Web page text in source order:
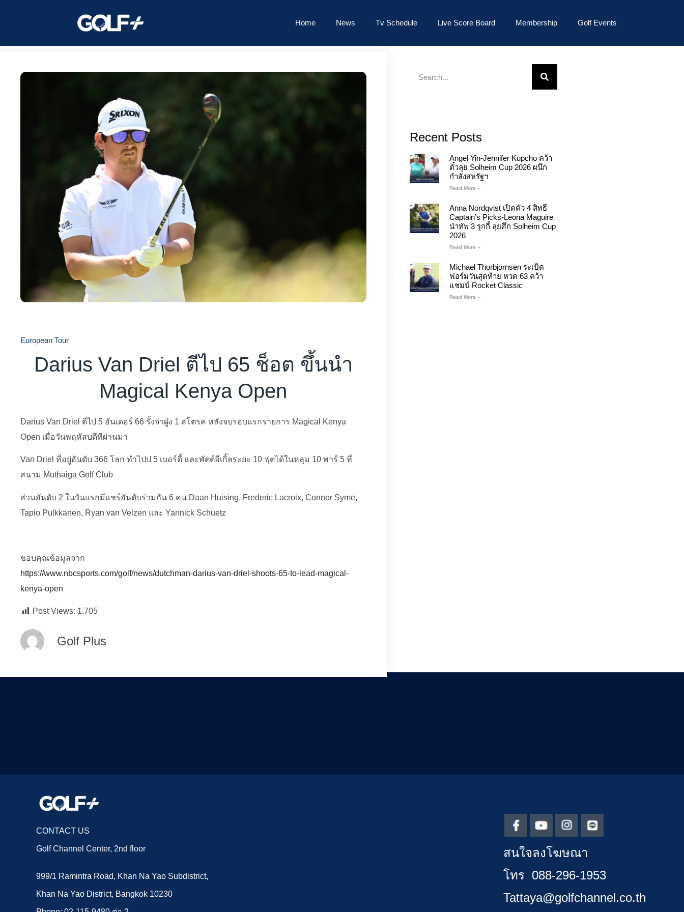
Home News Tv Schedule Live Score Board Membership Golf Events
European Tour
Darius Van Driel ตีไป 65 ช็อต ขึ้นนำ
Magical Kenya Open
Darius Van Driel ตีไป 5 อันเดอร์ 66 รั้งจ่าฝูง 1 สโตรค หลังจบรอบแรกรายการ Magical Kenya
Open เมื่อวันพฤหัสบดีทีผ่านมา
Van Driel ที่อยู่อันดับ 366 โลก ทำไปป 5 เบอร์ดี้ และพัตต์อีเกิ้ลระยะ 10 ฟุตได้ในหลุม 10 พาร์ 5 ที่
สนาม Muthaiga Golf Club
ส่วนอันดับ 2 ในวันแรกมีแชร์อันดับร่วมกัน 6 คน Daan Huising, Frederic Lacroix, Connor Syme,
Tapio Pulkkanen, Ryan van Velzen และ Yannick Schuetz
ขอบคุณข้อมูลจาก
https://www.nbcsports.com/golf/news/dutchman-darius-van-driel-shoots-65-to-lead-magical-
kenya-open
Post Views: 1,705
Golf Plus
Recent Posts
Angel Yin-Jennifer Kupcho คว้า
ตั๋วลุย Solheim Cup 2026 ผนึก
กำลังสหรัฐฯ
Read More »
Anna Nordqvist เปิดตัว 4 สิทธิ์
Captain’s Picks-Leona Maguire
นำทัพ 3 รุกกี้ ลุยศึก Solheim Cup
2026
Read More »
Michael Thorbjornsen ระเบิด
ฟอร์มวันสุดท้าย หวด 63 คว้า
แชมป์ Rocket Classic
Read More »
CONTACT US
Golf Channel Center, 2nd floor
999/1 Ramintra Road, Khan Na Yao Subdistrict,
Khan Na Yao District, Bangkok 10230
สนใจลงโฆษณา
โทร 088-296-1953
Tattaya@golfchannel.co.th